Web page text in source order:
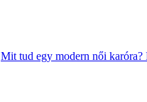
Mit tud egy modern női